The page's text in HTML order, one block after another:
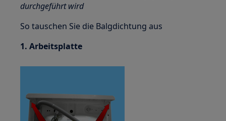
durchgeführt wird
So tauschen Sie die Balgdichtung aus
1. Arbeitsplatte